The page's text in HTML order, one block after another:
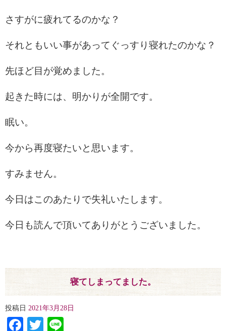
さすがに疲れてるのかな？
それともいい事があってぐっすり寝れたのかな？
先ほど目が覚めました。
起きた時には、明かりが全開です。
眠い。
今から再度寝たいと思います。
すみません。
今日はこのあたりで失礼いたします。
今日も読んで頂いてありがとうございました。
寝てしまってました。
投稿日 2021年3月28日
Facebook
Twitter